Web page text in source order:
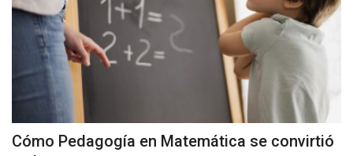
Policial
Tribunales
Política
Cómo Pedagogía en Matemática se convirtió